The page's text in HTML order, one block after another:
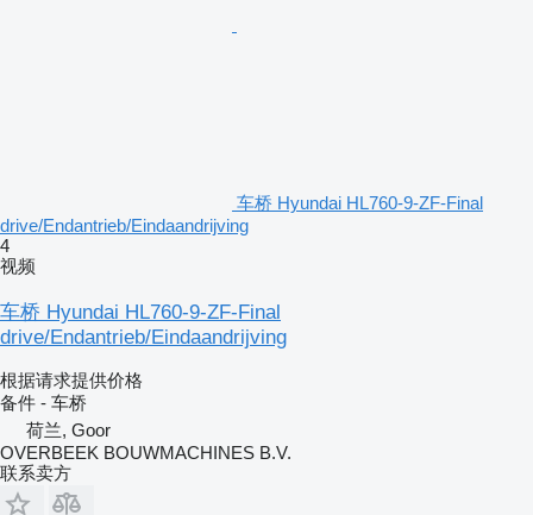
车桥 Hyundai HL760-9-ZF-Final
drive/Endantrieb/Eindaandrijving
4
视频
车桥 Hyundai HL760-9-ZF-Final
drive/Endantrieb/Eindaandrijving
根据请求提供价格
备件 - 车桥
荷兰, Goor
OVERBEEK BOUWMACHINES B.V.
联系卖方